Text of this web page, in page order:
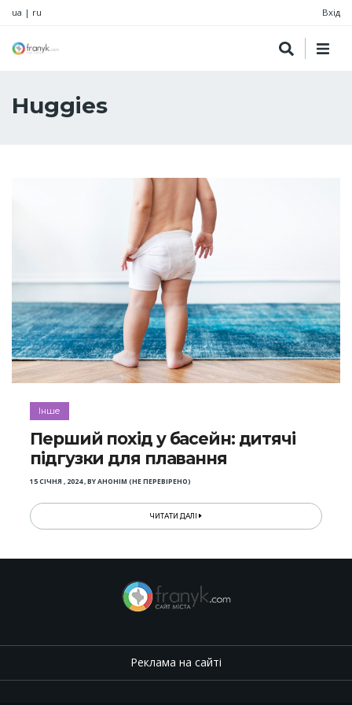
ua | ru Вхід
Huggies
Інше
Перший похід у басейн: дитячі
підгузки для плавання
15 СІЧНЯ , 2024,BYАНОНІМ (НЕ ПЕРЕВІРЕНО)
ЧИТАТИ ДАЛІ
Реклама на сайті